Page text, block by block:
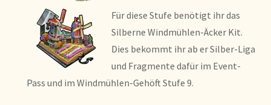
Für diese Stufe benötigt ihr das
Silberne Windmühlen-Äcker Kit.
Dies bekommt ihr ab er Silber-Liga
und Fragmente dafür im Event-
Pass und im Windmühlen-Gehöft Stufe 9.